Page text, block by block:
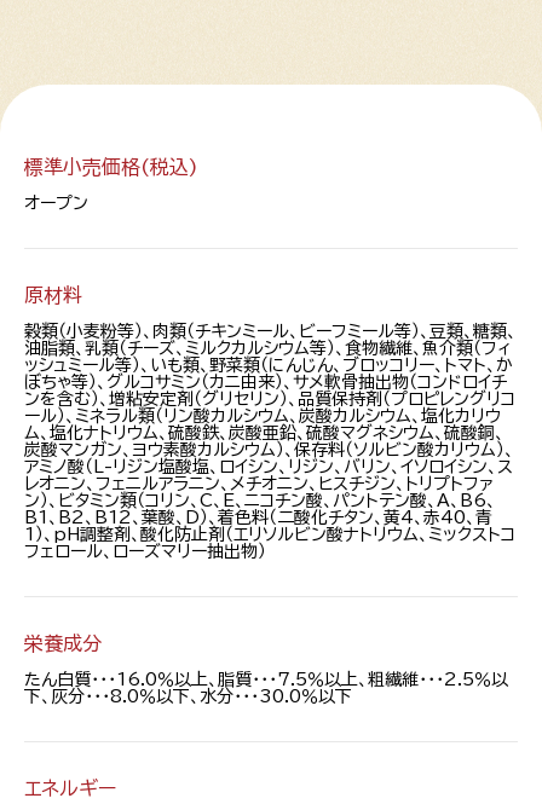
標準小売価格(税込)
オープン
原材料
穀類（小麦粉等）、肉類（チキンミール、ビーフミール等）、豆類、糖類、
油脂類、乳類（チーズ、ミルクカルシウム等）、食物繊維、魚介類（フィ
ッシュミール等）、いも類、野菜類（にんじん、ブロッコリー、トマト、か
ぼちゃ等）、グルコサミン（カニ由来）、サメ軟骨抽出物（コンドロイチ
ンを含む）、増粘安定剤（グリセリン）、品質保持剤（プロピレングリコ
ール）、ミネラル類（リン酸カルシウム、炭酸カルシウム、塩化カリウ
ム、塩化ナトリウム、硫酸鉄、炭酸亜鉛、硫酸マグネシウム、硫酸銅、
炭酸マンガン、ヨウ素酸カルシウム）、保存料（ソルビン酸カリウム）、
アミノ酸（L-リジン塩酸塩、ロイシン、リジン、バリン、イソロイシン、ス
レオニン、フェニルアラニン、メチオニン、ヒスチジン、トリプトファ
ン）、ビタミン類（コリン、C、E、ニコチン酸、パントテン酸、A、B6、
B1、B2、B12、葉酸、D）、着色料（二酸化チタン、黄4、赤40、青
1）、pH調整剤、酸化防止剤（エリソルビン酸ナトリウム、ミックストコ
フェロール、ローズマリー抽出物）
栄養成分
たん白質・・・16.0％以上、脂質・・・7.5％以上、粗繊維・・・2.5％以
下、灰分・・・8.0％以下、水分・・・30.0％以下
エネルギー